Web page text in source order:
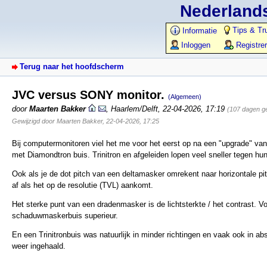
Informatie
Tips &
Inloggen
Terug naar het hoofdscherm
JVC versus SONY monitor. (Algemeen)
door Maarten Bakker Haarlem/Delft 22-04-2026, 17:19 (107 dagen
Gewijzigd door Maarten Bakker, 22-04-2026, 17:25
Bij computermonitoren viel het me voor het eerst op na een "upgrade"
met Diamondtron buis. Trinitron en afgeleiden lopen veel sneller tegen
Ook als je de dot pitch van een deltamasker omrekent naar horizontale
af als het op de resolutie (TVL) aankomt.
Het sterke punt van een dradenmasker is de lichtsterkte / het contrast.
schaduwmaskerbuis superieur.
En een Trinitronbuis was natuurlijk in minder richtingen en vaak ook in
weer ingehaald.